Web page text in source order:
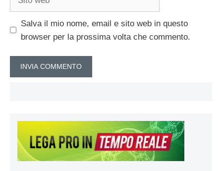
Salva il mio nome, email e sito web in questo
browser per la prossima volta che commento.